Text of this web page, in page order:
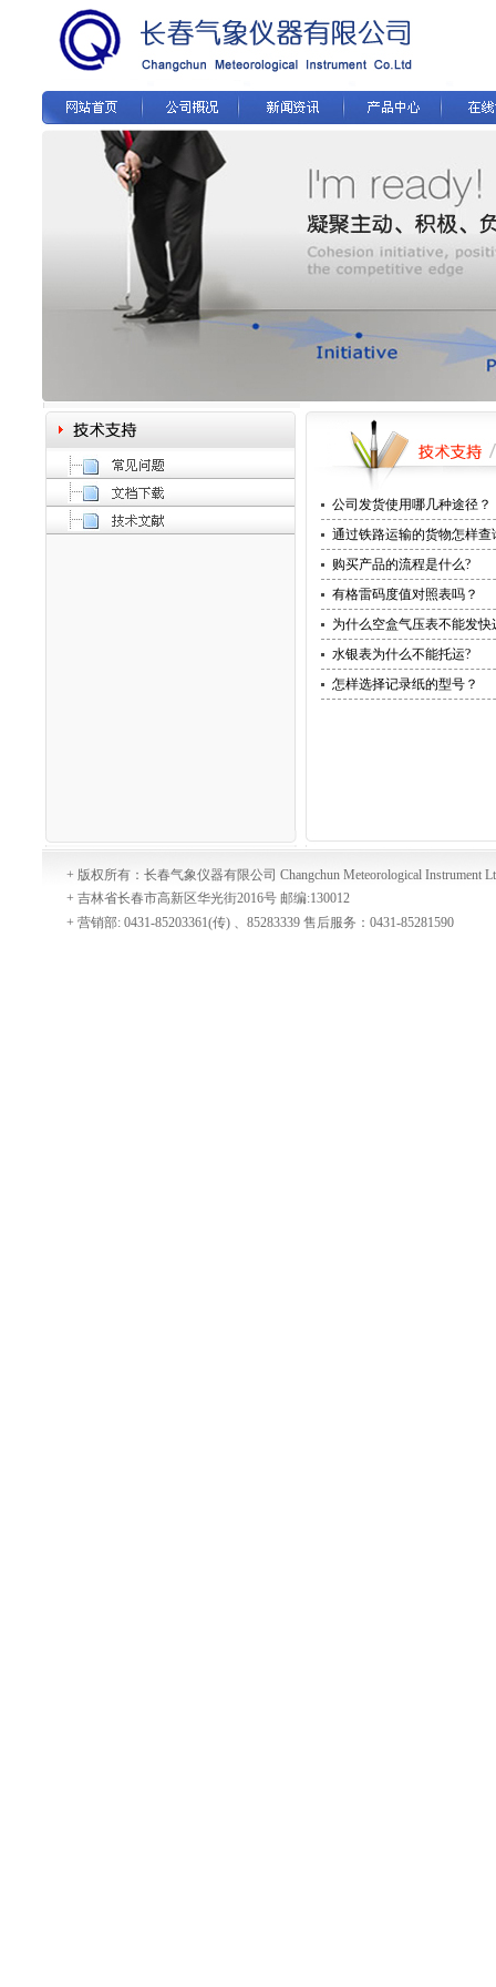
公司发货使用哪几种途径？
通过铁路运输的货物怎样查
购买产品的流程是什么?
有格雷码度值对照表吗？
为什么空盒气压表不能发快
水银表为什么不能托运?
怎样选择记录纸的型号？
+ 版权所有：长春气象仪器有限公司 Changchun Meteorological Instrument
+ 吉林省长春市高新区华光街2016号 邮编:130012
+ 营销部: 0431-85203361(传) 、85283339 售后服务：0431-85281590